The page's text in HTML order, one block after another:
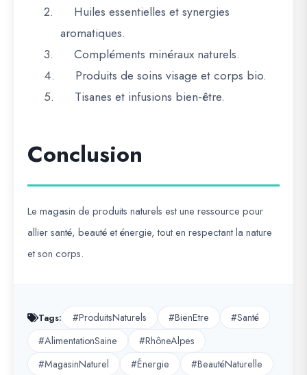
2.
Huiles essentielles et synergies
aromatiques.
3.
Compléments minéraux naturels.
4.
Produits de soins visage et corps bio.
5.
Tisanes et infusions bien-être.
Conclusion
Le magasin de produits naturels est une ressource pour
allier santé, beauté et énergie, tout en respectant la nature
et son corps.
Tags: #ProduitsNaturels #BienEtre
#Santé
#AlimentationSaine
#RhôneAlpes
#MagasinNaturel
#Énergie #BeautéNaturelle